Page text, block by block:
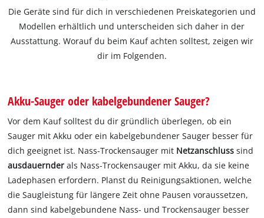
Die Geräte sind für dich in verschiedenen Preiskategorien und
Modellen erhältlich und unterscheiden sich daher in der
Ausstattung. Worauf du beim Kauf achten solltest, zeigen wir
dir im Folgenden.
Akku-Sauger oder kabelgebundener Sauger?
Vor dem Kauf solltest du dir gründlich überlegen, ob ein
Sauger mit Akku oder ein kabelgebundener Sauger besser für
dich geeignet ist. Nass-Trockensauger mit Netzanschlusssind
ausdauernderals Nass-Trockensauger mit Akku, da sie keine
Ladephasen erfordern. Planst du Reinigungsaktionen, welche
die Saugleistung für längere Zeit ohne Pausen voraussetzen,
dann sind kabelgebundene Nass- und Trockensauger besser